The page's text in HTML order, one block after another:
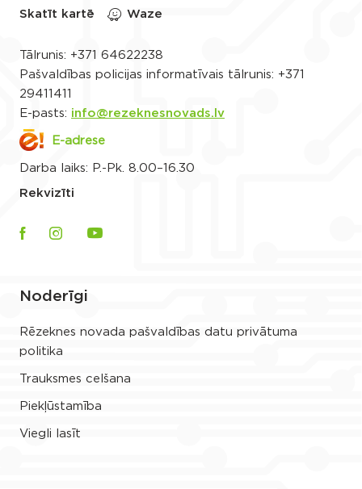
Skatīt kartē
Waze
Tālrunis: +371 64622238
Pašvaldības policijas informatīvais tālrunis: +371
29411411
E-pasts: info@rezeknesnovads.lv
E-adrese
Darba laiks: P.-Pk. 8.00–16.30
Rekvizīti
Noderīgi
Rēzeknes novada pašvaldības datu privātuma
politika
Trauksmes celšana
Piekļūstamība
Viegli lasīt